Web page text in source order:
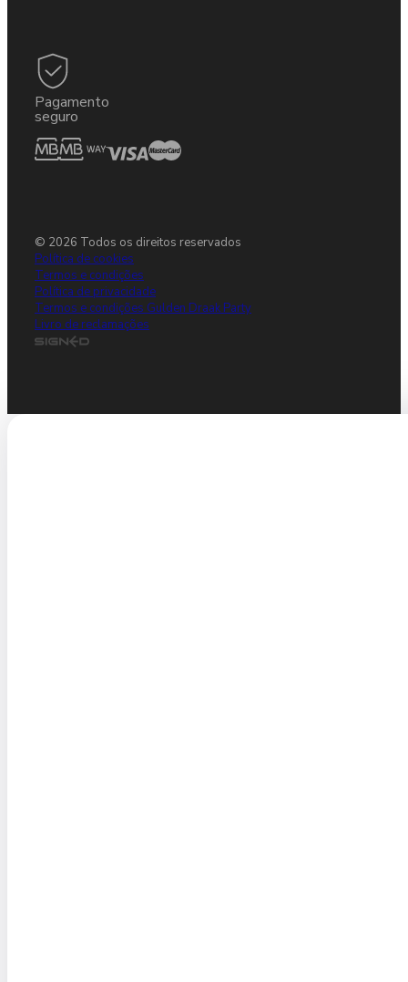
Pagamento
seguro
© 2026 Todos os direitos reservados
Política de cookies
Termos e condições
Política de privacidade
Termos e condições Gulden Draak Party
Livro de reclamações